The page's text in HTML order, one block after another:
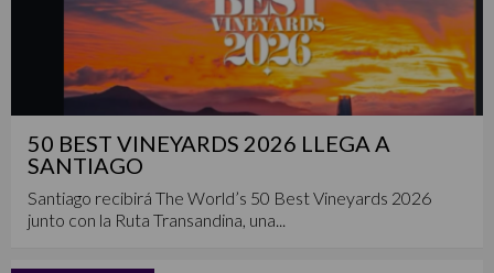
50 BEST VINEYARDS 2026 LLEGA A
SANTIAGO
Santiago recibirá The World’s 50 Best Vineyards 2026
junto con la Ruta Transandina, una...